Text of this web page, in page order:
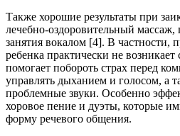
Также хорошие результаты при
лечебно-оздоровительный массаж,
занятия вокалом [4]. В частности,
ребенка практически не
помогает побороть страх перед
управлять дыханием и голосом, а
проблемные звуки. Особенно
хоровое пение и дуэты, которые
форму речевого общения.